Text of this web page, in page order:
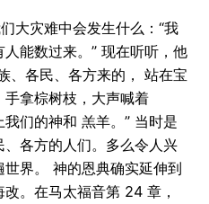
大灾难中会发生什么：“我
能数过来。” 现在听听，他
、各民、各方来的， 站在宝
拿棕树枝，大声喊着
们的神和 羔羊。” 当时是
各方的人们。多么令人兴
界。 神的恩典确实延伸到
。在马太福音第 24 章，